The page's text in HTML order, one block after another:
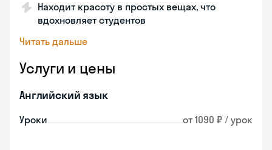
Находит красоту в простых вещах, что
вдохновляет студентов
Читать дальше
Услуги и цены
Английский язык
Уроки от 1090 ₽ / урок